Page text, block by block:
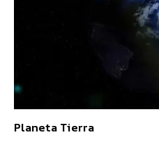
Planeta Tierra